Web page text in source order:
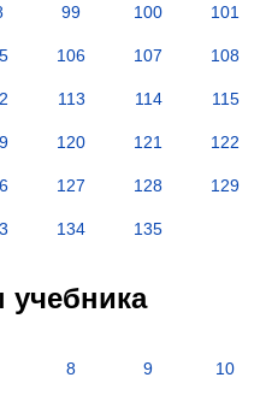
99 100 101
106 107 108
113 114 115
120 121 122
127 128 129
134 135
учебника
8 9 10